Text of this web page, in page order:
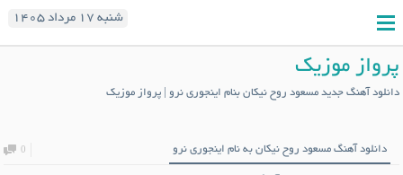
شنبه ۱۷ مرداد ۱۴۰۵
پرواز موزیک
دانلود آهنگ جدید مسعود روح نیکان بنام اینجوری نرو | پرواز موزیک
دانلود آهنگ مسعود روح نیکان به نام اینجوری نرو 0